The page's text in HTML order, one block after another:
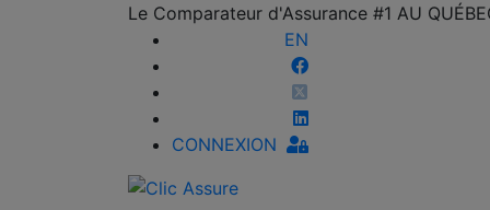
Le Comparateur d'Assurance #1 AU
EN
CONNEXION